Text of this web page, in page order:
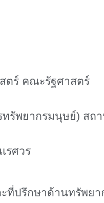
ตร์ คณะรัฐศาสตร์
รัพยากรมนุษย์) สถ
รศวร
ที่ปรึกษาด้านทรัพยา